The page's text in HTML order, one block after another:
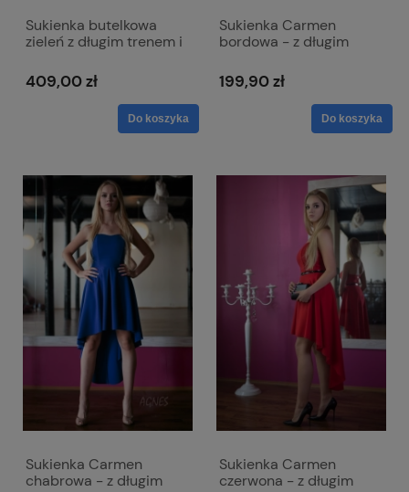
Sukienka butelkowa
zieleń z długim trenem i
Selena
409,00 zł
Do koszyka
Sukienka Carmen
bordowa - z długim
ramionami
199,90 zł
Do koszyka
Sukienka Carmen
chabrowa - z długim
Sukienka Carmen
czerwona - z długim